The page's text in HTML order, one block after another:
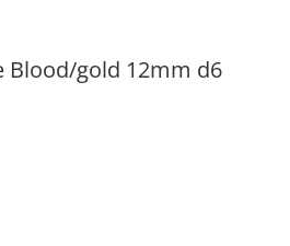
Blood/gold 12mm d6